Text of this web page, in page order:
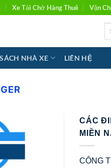
Xe Tải Chở Hàng Thuê Vận
NHÀ XE LIÊN HỆ
CÁC
MIỀN
CÔNG